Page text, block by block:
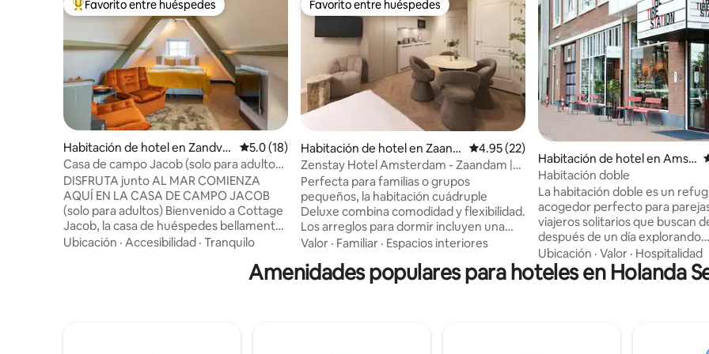
De los mejores en Favorito entre huéspedes
Favorito entre huéspedes
Habitación de hotel en Zandvo
ort
Calificación promedio: 5.0 de 5; 18 evaluaciones
5.0 (18)
Casa de campo Jacob (solo para adultos)
Studio 3
DISFRUTA junto AL MAR COMIENZA
AQUÍ EN LA CASA DE CAMPO JACOB
(solo para adultos) Bienvenido a Cottage
Jacob, la casa de huéspedes bellamente
renovada centrada en los huéspedes de
el mundo son bienvenidos en el corazón
Ubicación · Accesibilidad · Tranquilo
Favorito entre huéspedes
Favorito entre huéspedes
Habitación de hotel en Zaand
am
Calificación promedio: 4.95 de 5; 22
4.95 (22)
Zenstay Hotel Amsterdam - Zaandam |
Suite Retiro
Perfecta para familias o grupos
pequeños, la habitación cuádruple
Deluxe combina comodidad y flexibilidad.
Los arreglos para dormir incluyen una
cama doble (160 × 200 cm) y un sofá
dos niños o un adulto. Todas las
habitaciones también cuentan con baño
Valor · Familiar · Espacios interiores
Habitación de hotel en Amst
erdam Zuid
Habitación doble
La habitación doble es un
acogedor perfecto para
viajeros solitarios que buscan
después de un día explorando
Ámsterdam. Relájate en una
cama tamaño king Auping,
momentos tranquilos con
fuerte, secador de pelo,
Ubicación · Valor · Hospitalidad
Amenidades populares para hoteles en Holanda